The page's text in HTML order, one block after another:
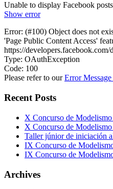
Unable to display Facebook
Show error
Error: (#100) Object does not
'Page Public Content Access'
https://
Type: OAuthException
Code: 100
Please refer to ourError
Recent Posts
X Concurso de
X Concurso de
Taller júnior de iniciación
IX Concurso de
IX Concurso de
Archives